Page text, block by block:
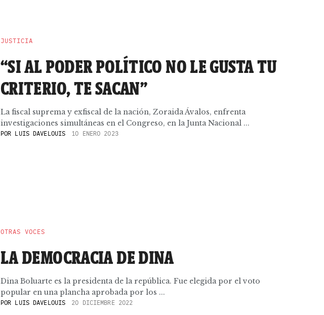
JUSTICIA
“SI AL PODER POLÍTICO NO LE GUSTA TU
CRITERIO, TE SACAN”
La fiscal suprema y exfiscal de la nación, Zoraida Ávalos, enfrenta
investigaciones simultáneas en el Congreso, en la Junta Nacional ...
POR LUIS DAVELOUIS 10 ENERO 2023
OTRAS VOCES
LA DEMOCRACIA DE DINA
Dina Boluarte es la presidenta de la república. Fue elegida por el voto
popular en una plancha aprobada por los ...
POR LUIS DAVELOUIS 20 DICIEMBRE 2022